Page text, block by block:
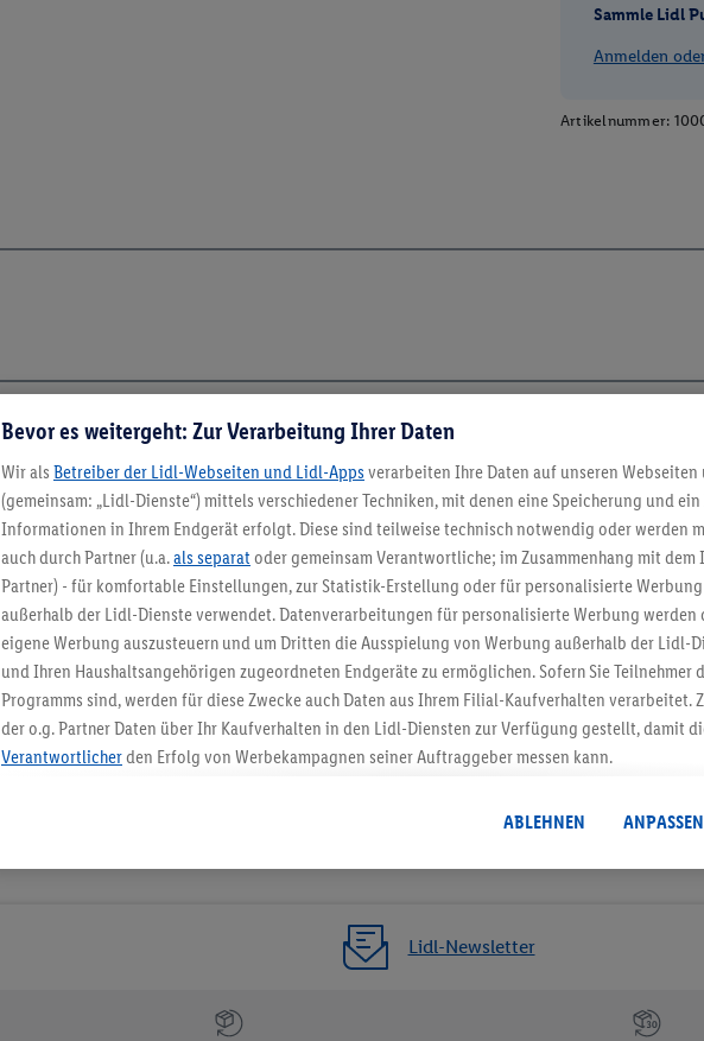
Sammle Lidl
Anmelden
Artikelnummer:
5.95 € Versand
Jetzt zum Newsletter
Gutschein sichern!
Lidl-Newsletter
Bevor es weitergeht: Zur Verarbeitung Ihrer Daten
Wir als Betreiber der Lidl-Webseiten und Lidl-Apps verarbeiten Ihre Daten auf unseren Webseiten
(gemeinsam: „Lidl-Dienste“) mittels verschiedener Techniken, mit denen eine Speicherung und
Informationen in Ihrem Endgerät erfolgt. Diese sind teilweise technisch notwendig oder werden
auch durch Partner (u.a.als separat oder gemeinsam Verantwortliche; im Zusammenhang mit dem
Partner) - für komfortable Einstellungen, zur Statistik-Erstellung oder für personalisierte
außerhalb der Lidl-Dienste verwendet. Datenverarbeitungen für personalisierte Werbung werden
eigene Werbung auszusteuern und um Dritten die Ausspielung von Werbung außerhalb der Lidl-
und Ihren Haushaltsangehörigen zugeordneten Endgeräte zu ermöglichen. Sofern Sie Teilnehmer
Programms sind, werden für diese Zwecke auch Daten aus Ihrem Filial-Kaufverhalten verarbeitet.
der o.g. Partner Daten über Ihr Kaufverhalten in den Lidl-Diensten zur Verfügung gestellt, damit
Verantwortlicherden Erfolg von Werbekampagnen seiner Auftraggeber messen kann.
angereicherten Profilen. Dies umfasst die Zusammenführung von Daten (z.B. über Ihre Nutzung
Kaufverhalten in den Lidl-Diensten, Informationen aus Ihrem Kundenkonto - z.B. Alter oder
genauen Standortdaten) auch über verschiedene Endgeräte und Lidl-Dienste hinweg
Segmenten). Im Zusammenhang mit dem Ausspielen dieser Werbung erfolgen Verarbeitungen
Erfolgsmessung der Werbung, zur Zielgruppenforschung, zur Entwicklung von Angeboten sowie
Sofern Sie hier Ihre Zustimmung dazu erteilen und danach ein Lidl Plus-Konto erstellen bzw. sich
ABLEHNEN ANPASSEN